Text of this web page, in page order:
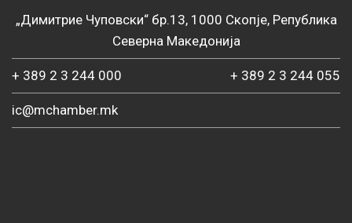
„Димитрие Чуповски“ бр.13, 1000 Скопје, Република
Северна Македонија
+ 389 2 3 244 000 + 389 2 3 244 055
ic@mchamber.mk